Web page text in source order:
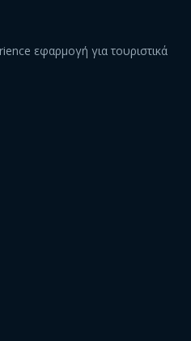
εφαρμογή για τουριστικά